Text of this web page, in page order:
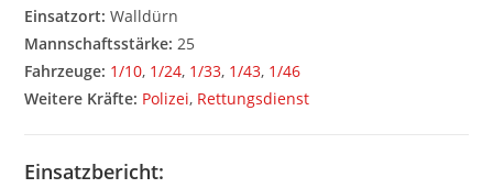
Einsatzort: Walldürn
Mannschaftsstärke: 25
Fahrzeuge: 1/10, 1/24, 1/33, 1/43, 1/46
Weitere Kräfte: Polizei, Rettungsdienst
Einsatzbericht: